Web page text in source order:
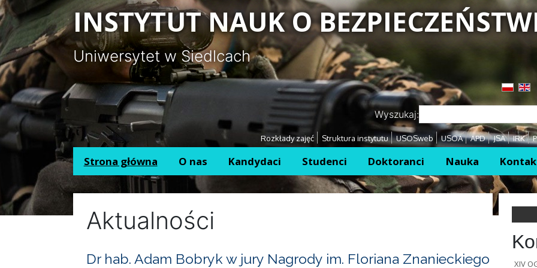
Panel zarządzania plikami cookies
INSTYTUT NAUK O
Uniwersytet w Siedlcach
Przejdź
Przejdź
Wyszukaj:
Rozkłady zajęć Struktura instytutu USOSweb USOA APD JSA IRK
Strona główna O nas Kandydaci Studenci Doktoranci Nauka
Aktualności
Dr hab. Adam Bobryk w jury Nagrody im. Floriana Znanieckiego XIV